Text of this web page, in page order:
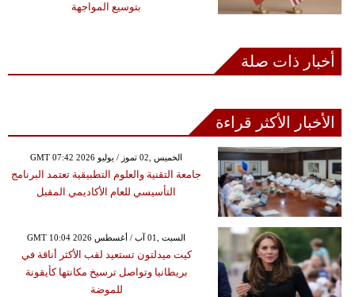
بتوسيع المواجهة
أخبار ذات صلة
الأخبار الأكثر قراءة
GMT 07:42 2026 الخميس ,02 تموز / يوليو
جامعة التقنية والعلوم التطبيقية تعتمد البرنامج
التأسيسي للعام الأكاديمي المقبل
GMT 10:04 2026 السبت ,01 آب / أغسطس
كيت ميدلتون تستعيد لقب الأكثر أناقة في
بريطانيا وتواصل ترسيخ مكانتها كأيقونة
للموضة